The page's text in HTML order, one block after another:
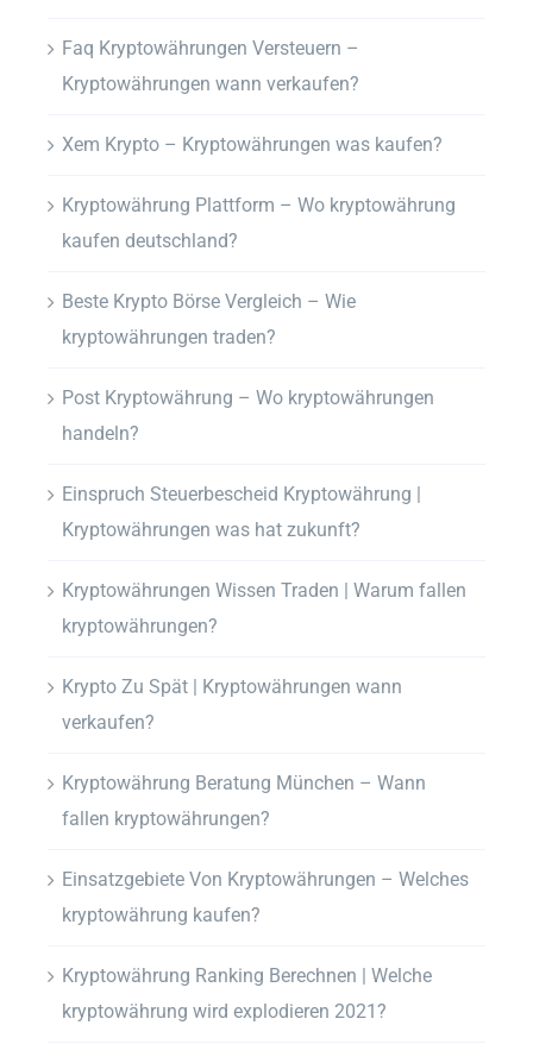
Faq Kryptowährungen Versteuern –
Kryptowährungen wann verkaufen?
Xem Krypto – Kryptowährungen was kaufen?
Kryptowährung Plattform – Wo kryptowährung
kaufen deutschland?
Beste Krypto Börse Vergleich – Wie
kryptowährungen traden?
Post Kryptowährung – Wo kryptowährungen
handeln?
Einspruch Steuerbescheid Kryptowährung |
Kryptowährungen was hat zukunft?
Kryptowährungen Wissen Traden | Warum fallen
kryptowährungen?
Krypto Zu Spät | Kryptowährungen wann
verkaufen?
Kryptowährung Beratung München – Wann
fallen kryptowährungen?
Einsatzgebiete Von Kryptowährungen – Welches
kryptowährung kaufen?
Kryptowährung Ranking Berechnen | Welche
kryptowährung wird explodieren 2021?